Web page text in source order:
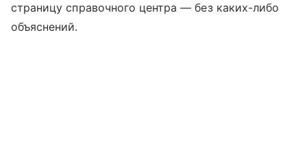
страницу справочного центра — без каких-либо
объяснений.